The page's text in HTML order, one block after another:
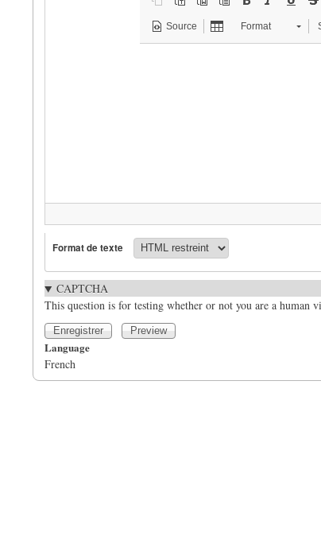
Source Format
Format de texte
CAPTCHA
This question is for testing whether or not you are a human
Language
French